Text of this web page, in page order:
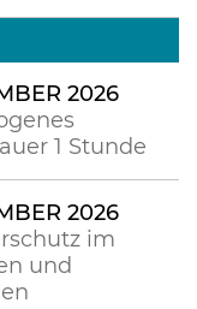
2026
1 Stunde
2026
im
und